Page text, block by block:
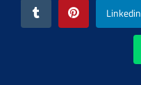
Linkedin